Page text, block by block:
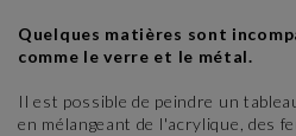
Quelques matières sont
comme le verre et le métal.
Il est possible de peindre un
en mélangeant de l'acrylique, des